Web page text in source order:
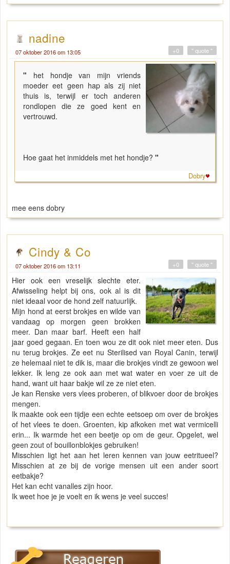
nadine
07 oktober 2016 om 13:05 " quote "
+0
" het hondje van mijn vriends
moeder eet geen hap als zij niet
thuis is, terwijl er toch anderen
rondlopen die ze goed kent en
vertrouwd.
Hoe gaat het inmiddels met het hondje? "
Dobry
mee eens dobry
Cindy & Co
07 oktober 2016 om 13:11 " quote "
+0
Hier ook een vreselijk slechte eter.
Afwisseling helpt bij ons, ook al is dit
niet ideaal voor de hond zelf natuurlijk.
Mijn hond at eerst brokjes en wilde van
vandaag op morgen geen brokken
meer. Dan maar barf. Heeft een half
jaar goed gegaan. En toen wou ze dit ook niet meer eten. Dus
nu terug brokjes. Ze eet nu Sterilised van Royal Canin, terwijl
ze helemaal niet te dik is, maar die brokjes vindt ze gewoon wel
lekker. Ik leng ze ook aan met wat water en voer ze uit de
hand, want uit haar bakje wil ze ze niet eten.
Je kan Renske vers vlees proberen, of blikvoer door de brokjes
mengen.
Ik maakte ook een tijdje een echte eetsoep om over de brokjes
of het vlees te doen. Groenten, kip afkoken met wat vermicelli
erin... Ik warmde het een beetje op om de geur. Opgelet, wel
geen zout of bouillonblokjes gebruiken!
Misschien ligt het aan het leren kennen van jouw eetritueel?
Misschien at ze bij de vorige mensen uit een ander soort
eetbakje?
Het kan echt vanalles zijn hoor.
Ik weet hoe je je voelt en ik wens je veel succes!